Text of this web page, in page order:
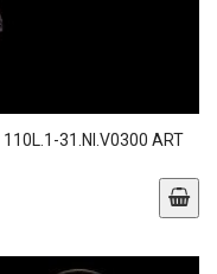
31.NI.V0300 ART